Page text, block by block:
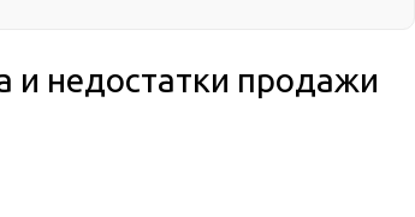
и недостатки продажи